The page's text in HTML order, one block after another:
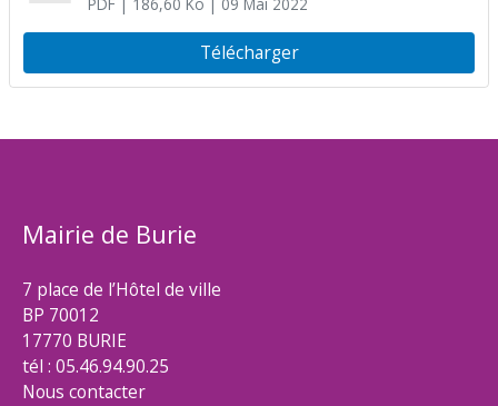
PDF| 186,60 Ko | 09 Mai 2022
Télécharger
Mairie de Burie
7 place de l’Hôtel de ville
BP 70012
17770 BURIE
tél : 05.46.94.90.25
Nous contacter